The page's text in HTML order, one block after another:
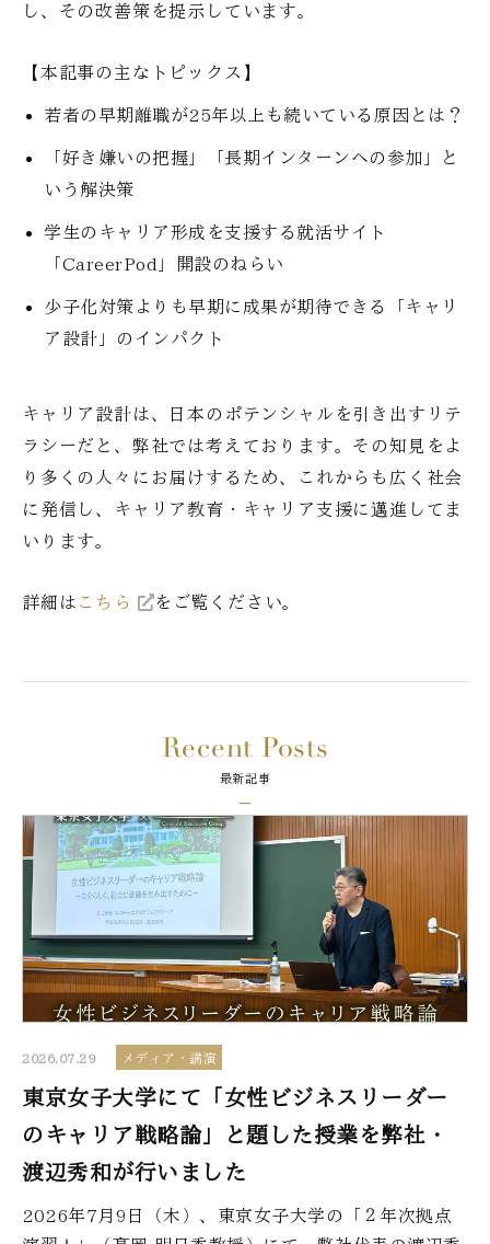
し、その改善策を提示しています。
【本記事の主なトピックス】
若者の早期離職が25年以上も続いている原因とは？
「好き嫌いの把握」「長期インターンへの参加」と
いう解決策
学生のキャリア形成を支援する就活サイト
「CareerPod」開設のねらい
少子化対策よりも早期に成果が期待できる「キャリ
ア設計」のインパクト
キャリア設計は、日本のポテンシャルを引き出すリテ
ラシーだと、弊社では考えております。その知見をよ
り多くの人々にお届けするため、これからも広く社会
に発信し、キャリア教育・キャリア支援に邁進してま
いります。
詳細は こちら をご覧ください。
Recent Posts
最新記事
2026.07.29 メディア・講演
東京女子大学にて「女性ビジネスリーダー
のキャリア戦略論」と題した授業を弊社・
渡辺秀和が行いました
2026年7月9日（木）、東京女子大学の「２年次拠点